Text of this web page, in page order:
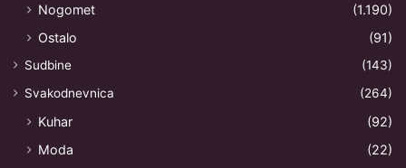
Nogomet
(1.190)
Ostalo
(91)
Sudbine
(143)
Svakodnevnica
(264)
Kuhar
(92)
Moda
(22)